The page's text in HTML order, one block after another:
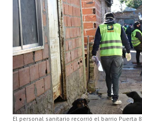
El personal sanitario recorrió el barrio Puerta 8